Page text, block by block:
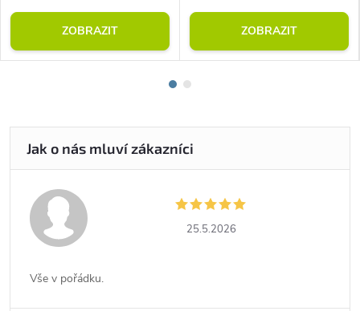
ZOBRAZIT ZOBRAZIT
25.5.2026
Vše v pořádku.